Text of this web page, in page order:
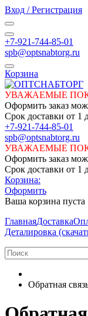
Вход / Регистрация
+7-921-744-85-01
spb@optsnabtorg.ru
Корзина
УВАЖАЕМЫЕ
Оформить заказ
Срок доставки от 1
+7-921-744-85-01
spb@optsnabtorg.ru
УВАЖАЕМЫЕ
Оформить заказ
Срок доставки от 1
Корзина:
Оформить
Ваша корзина пуста
ГлавнаяДоставка
Деталировка
Обратная